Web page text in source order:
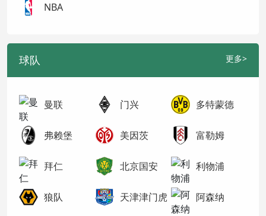
NBA
球队 更多>
曼联 门兴 多特蒙德
弗赖堡 美因茨 富勒姆
拜仁 北京国安 利物浦
狼队 天津津门虎 阿森纳